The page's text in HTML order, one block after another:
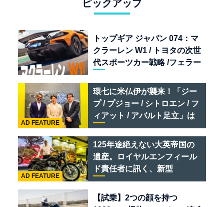
ピックアップ
トップギア ジャパン 074：マ
クラーレン W1 / トヨタの次世
代スポーツカー戦略 /フェラー
リオ /ベントレー スーパース
ポーツ
環七に米仏伊が襲来！「ジー
プ / プジョー / シトロエン / フ
ィアット / アバルト足立」は
クルマのセレクトショップで
ある
AD FEATURE
125年途絶えない大英帝国の
遺産。ロイヤルエンフィール
ド責任者に訊く、新型
「BULLET 650」と“時間の
質”を愛する理由
AD FEATURE
【試乗】2つの顔を持つ